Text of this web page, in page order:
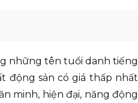
những tên tuổi danh tiếng
động sản có giá thấp nhất
minh, hiện đại, năng động